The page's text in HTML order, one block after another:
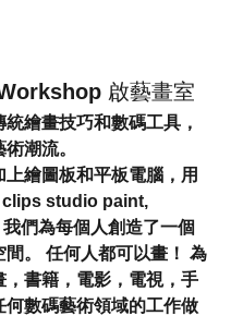
啟藝畫室
繪畫技巧和數碼工具，
潮流。
上繪圖板和平板電腦，用
studio paint,
們為每個人創造了一個
間。 任何人都可以畫！ 為
，書籍，電影，電視，手
何數碼藝術領域的工作做